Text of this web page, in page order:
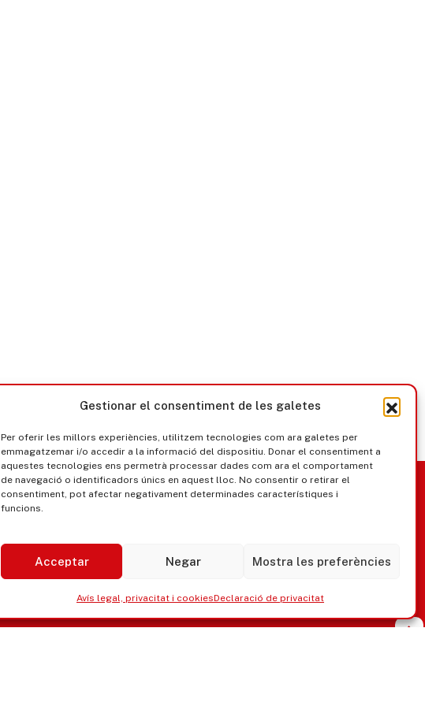
Gestionar el consentiment de les galetes
Per oferir les millors experiències, utilitzem tecnologies com ara galetes per
emmagatzemar i/o accedir a la informació del dispositiu. Donar el consentiment a
aquestes tecnologies ens permetrà processar dades com ara el comportament
de navegació o identificadors únics en aquest lloc. No consentir o retirar el
consentiment, pot afectar negativament determinades característiques i
funcions.
Acceptar Negar Mostra les preferències
Avís legal, privacitat i cookiesDeclaració de privacitat
Seu electrònica Govern obert